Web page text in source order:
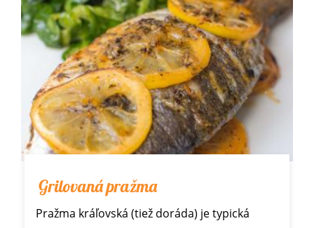
Grilovaná pražma
Pražma kráľovská (tiež doráda) je typická